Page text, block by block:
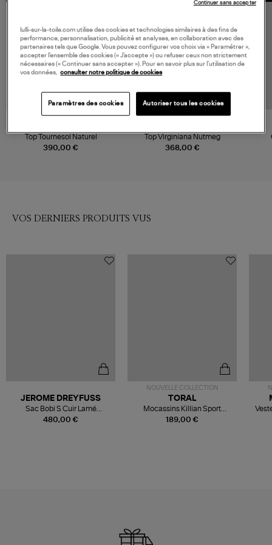
390,00 €
Top Tournesol Naturel
368,00 €
Top Virginiana Nutmeg
VOS DERNIERS PRODUITS VUS
480,00 €
JEROME DREYFUSS
Sac Bobi S Cuir Lamé
Champagne
NOUVELLE COLLECTION
189,00 €
TORAL
Mocassins Killian Sport
Mousse
lulli-sur-la-toile.com utilise des cookies et technologies similaires à des fins de
performance, personnalisation, publicité et analyses, en collaboration avec des
partenaires tels que Google. Vous pouvez configurer vos choix via « Paramétrer »,
accepter l’ensemble des cookies (« J’accepte ») ou refuser ceux non strictement
nécessaires (« Continuer sans accepter »). Pour en savoir plus sur l’utilisation de
vos données, consulter notre politique de cookies
Paramètres des cookies Autoriser tous les cookies
Continuer sans accepter